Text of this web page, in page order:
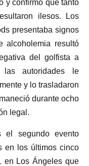
y confirmó que tanto
ilesos. Los
presentaba signos
alcoholemia resultó
del golfista a
autoridades le
y lo trasladaron
durante ocho
legal.
el segundo evento
en los últimos cinco
en Los Ángeles que